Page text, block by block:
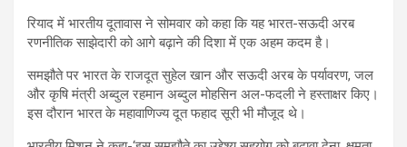
रियाद में भारतीय दूतावास ने सोमवार को कहा कि यह भारत-सऊदी अरब
रणनीतिक साझेदारी को आगे बढ़ाने की दिशा में एक अहम कदम है।
समझौते पर भारत के राजदूत सुहेल खान और सऊदी अरब के पर्यावरण, जल
और कृषि मंत्री अब्दुल रहमान अब्दुल मोहसिन अल-फदली ने हस्ताक्षर किए।
इस दौरान भारत के महावाणिज्य दूत फहाद सूरी भी मौजूद थे।